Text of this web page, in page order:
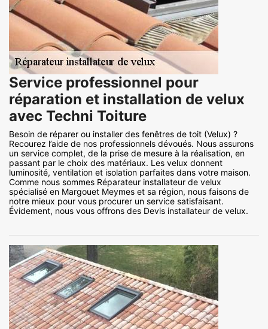
Service professionnel pour
réparation et installation de velux
avec Techni Toiture
Besoin de réparer ou installer des fenêtres de toit (Velux) ?
Recourez l’aide de nos professionnels dévoués. Nous assurons
un service complet, de la prise de mesure à la réalisation, en
passant par le choix des matériaux. Les velux donnent
luminosité, ventilation et isolation parfaites dans votre maison.
Comme nous sommes Réparateur installateur de velux
spécialisé en Margouet Meymes et sa région, nous faisons de
notre mieux pour vous procurer un service satisfaisant.
Évidement, nous vous offrons des Devis installateur de velux.